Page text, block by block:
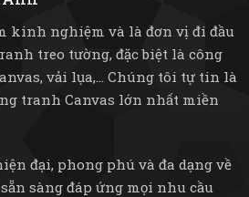
kinh nghiệm và là đơn vị đi đầu
treo tường, đặc biệt là công
vải lụa,... Chúng tôi tự tin là
tranh Canvas lớn nhất miền
đại, phong phú và đa dạng về
sàng đáp ứng mọi nhu cầu